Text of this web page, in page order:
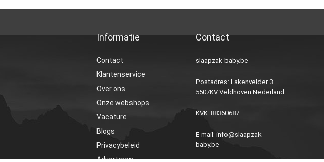
Informatie
Contact
Klantenservice
Over ons
Onze webshops
Vacature
Blogs
Privacybeleid
Adverteren
Contact
slaapzak-baby.be
Postadres: Lakenvelder 3
5507KV Veldhoven Nederland
KVK: 88360687
E-mail:info@slaapzak-
baby.be